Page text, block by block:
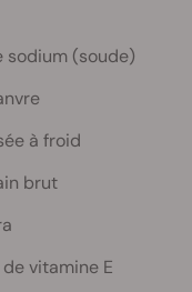
sodium (soude)
à froid
brut
vitamine E